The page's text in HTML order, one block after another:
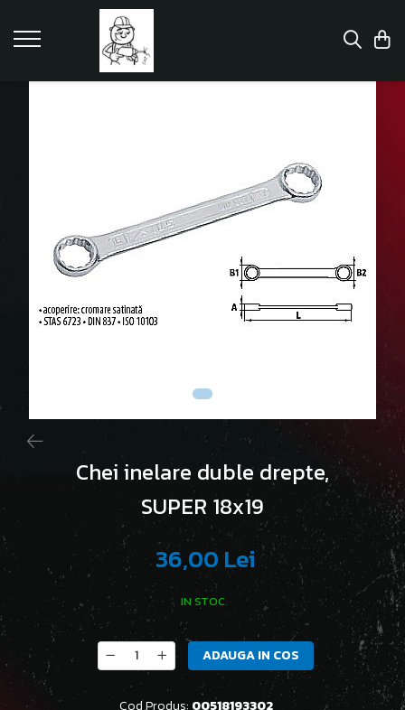
Chei inelare duble drepte,
SUPER 18x19
36,00 Lei
IN STOC
ADAUGA IN COS
Cod Produs: 00518193302